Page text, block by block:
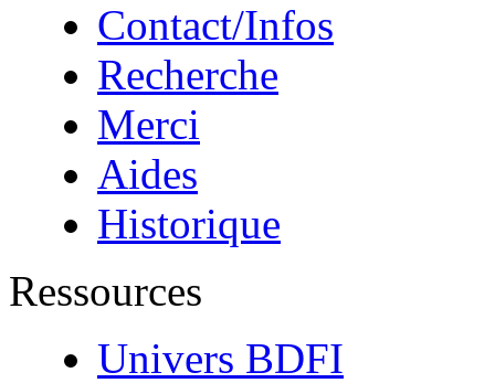
Contact/Infos
Recherche
Merci
Aides
Historique
Ressources
Univers BDFI